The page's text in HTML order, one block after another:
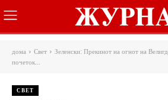
дома Свет
Зеленски: Прекинот на огнот на
почеток...
СВЕТ